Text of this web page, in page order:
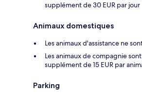
supplément de 30 EUR par jour
Animaux domestiques
Les animaux d'assistance ne
Les animaux de compagnie
supplément de 15 EUR par
Parking